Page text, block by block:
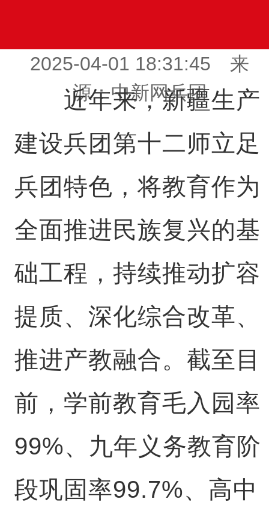
2025-04-01 18:31:45 来
源：中新网兵团
近年来，新疆生产
建设兵团第十二师立足
兵团特色，将教育作为
全面推进民族复兴的基
础工程，持续推动扩容
提质、深化综合改革、
推进产教融合。截至目
前，学前教育毛入园率
99%、九年义务教育阶
段巩固率99.7%、高中